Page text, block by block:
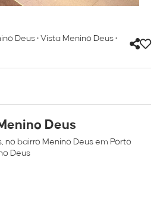
Deus•Vista Menino Deus•
Deus
, no bairro Menino Deusem Porto
Deus